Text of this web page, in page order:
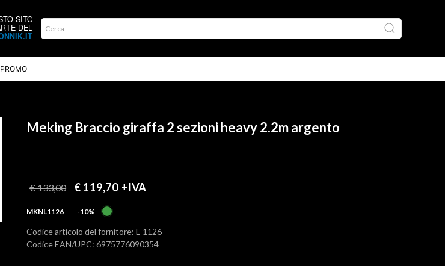
PROMO
Meking Braccio giraffa 2 sezioni heavy 2.2m argento
€ 133,00 € 119,70 +IVA
MKNL1126 -10%
Codice articolo del fornitore: L-1126
Codice EAN/UPC: 6975776090354